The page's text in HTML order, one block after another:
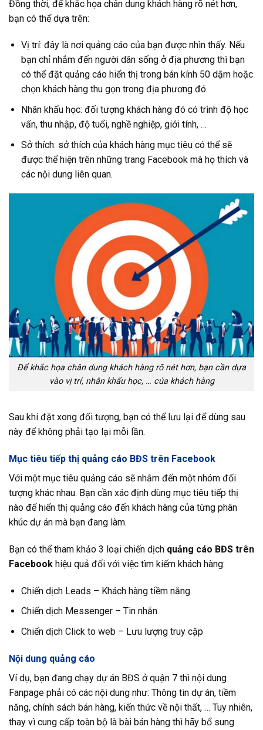
Đồng thời, để khắc họa chân dung khách hàng rõ nét hơn,
bạn có thể dựa trên:
Vị trí: đây là nơi quảng cáo của bạn được nhìn thấy. Nếu
bạn chỉ nhắm đến người dân sống ở địa phương thì bạn
có thể đặt quảng cáo hiển thị trong bán kính 50 dặm hoặc
chọn khách hàng thu gọn trong địa phương đó.
Nhân khẩu học: đối tượng khách hàng đó có trình độ học
vấn, thu nhập, độ tuổi, nghề nghiệp, giới tính, …
Sở thích: sở thích của khách hàng mục tiêu có thể sẽ
được thể hiện trên những trang Facebook mà họ thích và
các nội dung liên quan.
Để khắc họa chân dung khách hàng rõ nét hơn, bạn cần dựa
vào vị trí, nhân khẩu học, … của khách hàng
Sau khi đặt xong đối tượng, bạn có thể lưu lại để dùng sau
này để không phải tạo lại mỗi lần.
Mục tiêu tiếp thị quảng cáo BĐS trên Facebook
Với một mục tiêu quảng cáo sẽ nhắm đến một nhóm đối
tượng khác nhau. Bạn cần xác định dùng mục tiêu tiếp thị
nào để hiển thị quảng cáo đến khách hàng của từng phân
khúc dự án mà bạn đang làm.
Bạn có thể tham khảo 3 loại chiến dịch quảng cáo BĐS trên
Facebook hiệu quả đối với việc tìm kiếm khách hàng:
Chiến dịch Leads – Khách hàng tiềm năng
Chiến dịch Messenger – Tin nhắn
Chiến dịch Click to web – Lưu lượng truy cập
Nội dung quảng cáo
Ví dụ, bạn đang chạy dự án BĐS ở quận 7 thì nội dung
Fanpage phải có các nội dung như: Thông tin dự án, tiềm
năng, chính sách bán hàng, kiến thức về nội thất, … Tuy nhiên,
thay vì cung cấp toàn bộ là bài bán hàng thì hãy bổ sung